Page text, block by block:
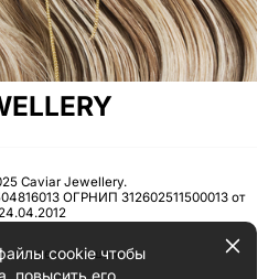
Caviar Jewellery.
ОГРНИП 312602511500013 от
24.04.2012
соглашение
cookie чтобы
повысить его